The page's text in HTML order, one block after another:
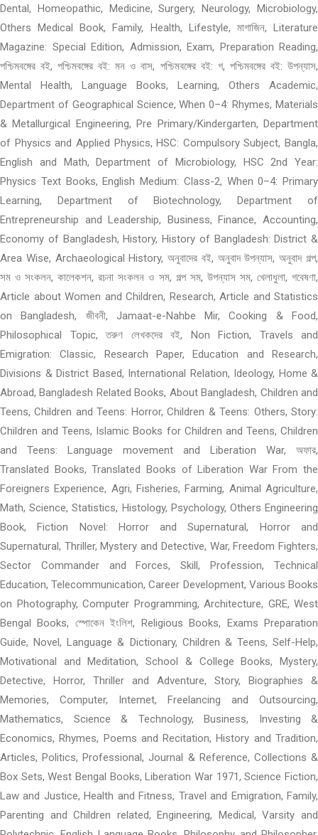
Dental, Homeopathic, Medicine, Surgery, Neurology, Microbiology,
Others Medical Book, Family, Health, Lifestyle, মাগাজিন, Literature
Magazine: Special Edition, Admission, Exam, Preparation Reading,
পশ্চিমবঙ্গের বই, পশ্চিমবঙ্গের বই: মন ও বাস, পশ্চিমবঙ্গের বই: গ, পশ্চিমবঙ্গের বই: উপন্যাস,
Mental Health, Language Books, Learning, Others Academic,
Department of Geographical Science, When 0–4: Rhymes, Materials
& Metallurgical Engineering, Pre Primary/Kindergarten, Department
of Physics and Applied Physics, HSC: Compulsory Subject, Bangla,
English and Math, Department of Microbiology, HSC 2nd Year:
Physics Text Books, English Medium: Class-2, When 0–4: Primary
Learning, Department of Biotechnology, Department of
Entrepreneurship and Leadership, Business, Finance, Accounting,
Economy of Bangladesh, History, History of Bangladesh: District &
Area Wise, Archaeological History, অনুবাদের বই, অনুবাদ উপন্যাস, অনুবাদ গল্প,
সম ও সংকলন, কালেকশন, রচনা সংকলন ও সম, গল্প সম, উপন্যাস সম, খেলাধুলা, গবেষণা,
Article about Women and Children, Research, Article and Statistics
on Bangladesh, জীবনী, Jamaat-e-Nahbe Mir, Cooking & Food,
Philosophical Topic, তরুণ লেখকদের বই, Non Fiction, Travels and
Emigration: Classic, Research Paper, Education and Research,
Divisions & District Based, International Relation, Ideology, Home &
Abroad, Bangladesh Related Books, About Bangladesh, Children and
Teens, Children and Teens: Horror, Children & Teens: Others, Story:
Children and Teens, Islamic Books for Children and Teens, Children
and Teens: Language movement and Liberation War, অফার,
Translated Books, Translated Books of Liberation War From the
Foreigners Experience, Agri, Fisheries, Farming, Animal Agriculture,
Math, Science, Statistics, Histology, Psychology, Others Engineering
Book, Fiction Novel: Horror and Supernatural, Horror and
Supernatural, Thriller, Mystery and Detective, War, Freedom Fighters,
Sector Commander and Forces, Skill, Profession, Technical
Education, Telecommunication, Career Development, Various Books
on Photography, Computer Programming, Architecture, GRE, West
Bengal Books, স্পোকেন ইংলিশ, Religious Books, Exams Preparation
Guide, Novel, Language & Dictionary, Children & Teens, Self-Help,
Motivational and Meditation, School & College Books, Mystery,
Detective, Horror, Thriller and Adventure, Story, Biographies &
Memories, Computer, Internet, Freelancing and Outsourcing,
Mathematics, Science & Technology, Business, Investing &
Economics, Rhymes, Poems and Recitation, History and Tradition,
Articles, Politics, Professional, Journal & Reference, Collections &
Box Sets, West Bengal Books, Liberation War 1971, Science Fiction,
Law and Justice, Health and Fitness, Travel and Emigration, Family,
Parenting and Children related, Engineering, Medical, Varsity and